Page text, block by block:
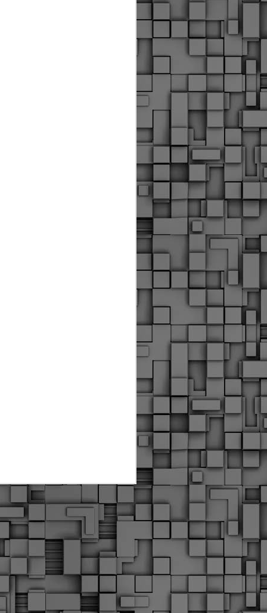
αστυνομικούς, οι οποίοι έχουν
εκπαίδευσή τους και
καθήκοντα.
ο Δήμος παρέλαβε τρία
οποία θα χρησιμοποιούνται για
μετακινήσεις των